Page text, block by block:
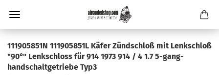
111905851N 111905851L Käfer Zündschloß mit Lenkschloß
"90°" Lenkschloss für 914 1973 914 / 4 1.7 5-gang-
handschaltgetriebe Typ3